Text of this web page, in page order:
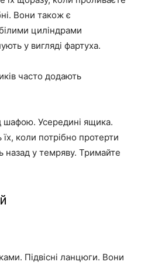
Вони також є
циліндрами
у вигляді фартуха.
часто додають
шафою. Усередині ящика.
коли потрібно протерти
назад у темряву. Тримайте
Підвісні ланцюги. Вони